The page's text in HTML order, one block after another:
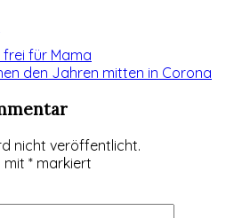
für Mama
den Jahren mitten in Corona
nicht veröffentlicht.
mit * markiert